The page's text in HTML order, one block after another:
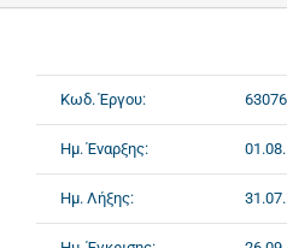
Κωδ. Έργου:
Ημ. Έναρξης:
Ημ. Λήξης: